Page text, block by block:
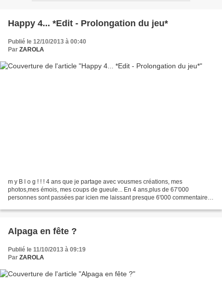
Happy 4... *Edit - Prolongation du jeu*
Publié le 12/10/2013 à 00:40
Par ZAROLA
m y B l o g ! ! ! 4 ans que je partage avec vousmes créations, mes
photos,mes émois, mes coups de gueule... En 4 ans,plus de 67'000
personnes sont passées par icien me laissant presque 6'000 commentaires
Alpaga en fête ?
Publié le 11/10/2013 à 09:19
Par ZAROLA